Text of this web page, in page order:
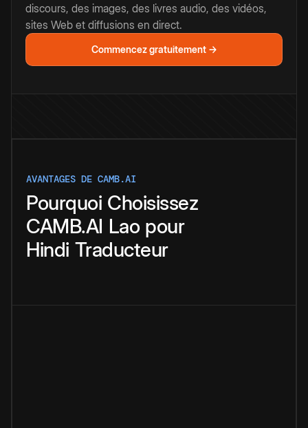
discours, des images, des livres audio, des vidéos,
sites Web et diffusions en direct.
Commencez gratuitement →
AVANTAGES DE CAMB.AI
Pourquoi Choisissez
CAMB.AI Lao pour
Hindi Traducteur